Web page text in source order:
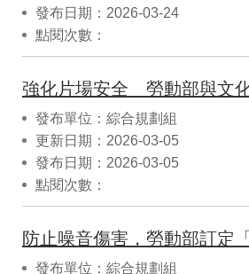
發布日期：2026-03-24
點閱次數：
發布單位：綜合規劃組
更新日期：2026-03-05
發布日期：2026-03-05
點閱次數：
發布單位：綜合規劃組